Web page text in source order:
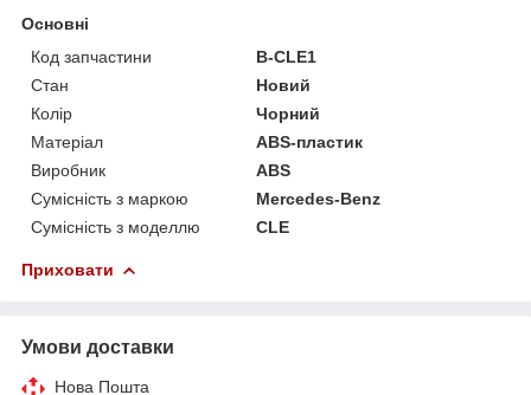
Основні
Код запчастини
B-CLE1
Стан
Новий
Колір
Чорний
Матеріал
ABS-пластик
Виробник
ABS
Сумісність з маркою
Mercedes-Benz
Сумісність з моделлю
CLE
Приховати
Умови доставки
Нова Пошта